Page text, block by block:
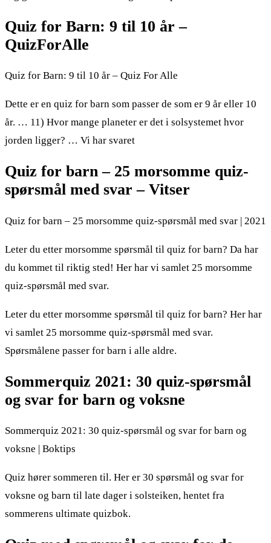
Quiz for Barn: 9 til 10 år –
QuizForAlle
Quiz for Barn: 9 til 10 år – Quiz For Alle
Dette er en quiz for barn som passer de som er 9 år eller 10
år. … 11) Hvor mange planeter er det i solsystemet hvor
jorden ligger? … Vi har svaret
Quiz for barn – 25 morsomme quiz-
spørsmål med svar – Vitser
Quiz for barn – 25 morsomme quiz-spørsmål med svar | 2021
Leter du etter morsomme spørsmål til quiz for barn? Da har
du kommet til riktig sted! Her har vi samlet 25 morsomme
quiz-spørsmål med svar.
Leter du etter morsomme spørsmål til quiz for barn? Her har
vi samlet 25 morsomme quiz-spørsmål med svar.
Spørsmålene passer for barn i alle aldre.
Sommerquiz 2021: 30 quiz-spørsmål
og svar for barn og voksne
Sommerquiz 2021: 30 quiz-spørsmål og svar for barn og
voksne | Boktips
Quiz hører sommeren til. Her er 30 spørsmål og svar for
voksne og barn til late dager i solsteiken, hentet fra
sommerens ultimate quizbok.